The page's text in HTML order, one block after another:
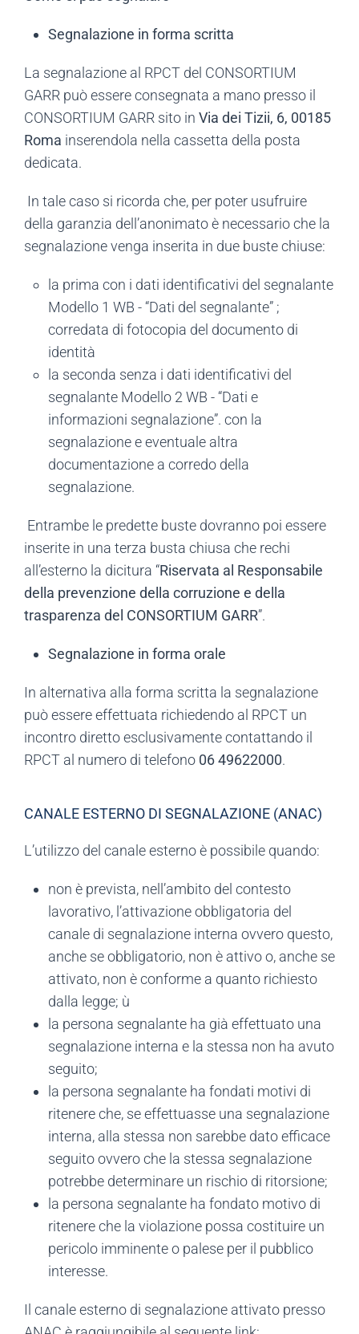
Segnalazione in forma scritta
La segnalazione al RPCT del CONSORTIUM
GARR può essere consegnata a mano presso il
CONSORTIUM GARR sito in Via dei Tizii, 6, 00185
Roma inserendola nella cassetta della posta
dedicata.
In tale caso si ricorda che, per poter usufruire
della garanzia dell’anonimato è necessario che la
segnalazione venga inserita in due buste chiuse:
la prima con i dati identificativi del segnalante
Modello 1 WB - “Dati del segnalante” ;
corredata di fotocopia del documento di
identità
la seconda senza i dati identificativi del
segnalante Modello 2 WB - “Dati e
informazioni segnalazione”. con la
segnalazione e eventuale altra
documentazione a corredo della
segnalazione.
Entrambe le predette buste dovranno poi essere
inserite in una terza busta chiusa che rechi
all’esterno la dicitura “Riservata al Responsabile
della prevenzione della corruzione e della
trasparenza del CONSORTIUM GARR”.
Segnalazione in forma orale
In alternativa alla forma scritta la segnalazione
può essere effettuata richiedendo al RPCT un
incontro diretto esclusivamente contattando il
RPCT al numero di telefono 06 49622000.
CANALE ESTERNO DI SEGNALAZIONE (ANAC)
L’utilizzo del canale esterno è possibile quando:
non è prevista, nell’ambito del contesto
lavorativo, l’attivazione obbligatoria del
canale di segnalazione interna ovvero questo,
anche se obbligatorio, non è attivo o, anche se
attivato, non è conforme a quanto richiesto
dalla legge; ù
la persona segnalante ha già effettuato una
segnalazione interna e la stessa non ha avuto
seguito;
la persona segnalante ha fondati motivi di
ritenere che, se effettuasse una segnalazione
interna, alla stessa non sarebbe dato efficace
seguito ovvero che la stessa segnalazione
potrebbe determinare un rischio di ritorsione;
la persona segnalante ha fondato motivo di
ritenere che la violazione possa costituire un
pericolo imminente o palese per il pubblico
interesse.
Il canale esterno di segnalazione attivato presso